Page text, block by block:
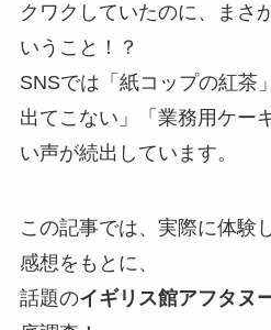
クワクしていたのに、まさ
いうこと！？
SNSでは「紙コップの紅茶
出てこない」「業務用ケー
い声が続出しています。
この記事では、実際に体験
感想をもとに、
話題のイギリス館アフタヌ